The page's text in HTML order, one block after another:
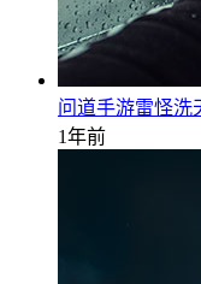
问道手游雷怪洗
1年前